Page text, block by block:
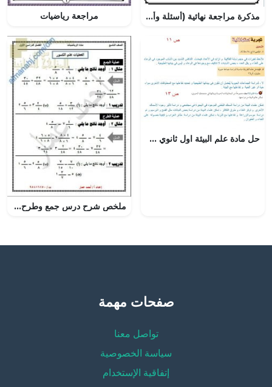
مذكرة مراجعة نهائية (أسئلة وأجوبة) (تربية اسلامية) السادس مراجعة رياضيات
حل مادة علم البيئة اول ثانوي مقررات – المنهاج السعودي
ملخص شرح درس جمع وطرح الكسور الاعتيادية مع أمثلة تدريبية (رياضيات) التاسع
صفحات مهمة
تواصل معنا
سياسة الخصوصية
إتفاقية الإستخدام